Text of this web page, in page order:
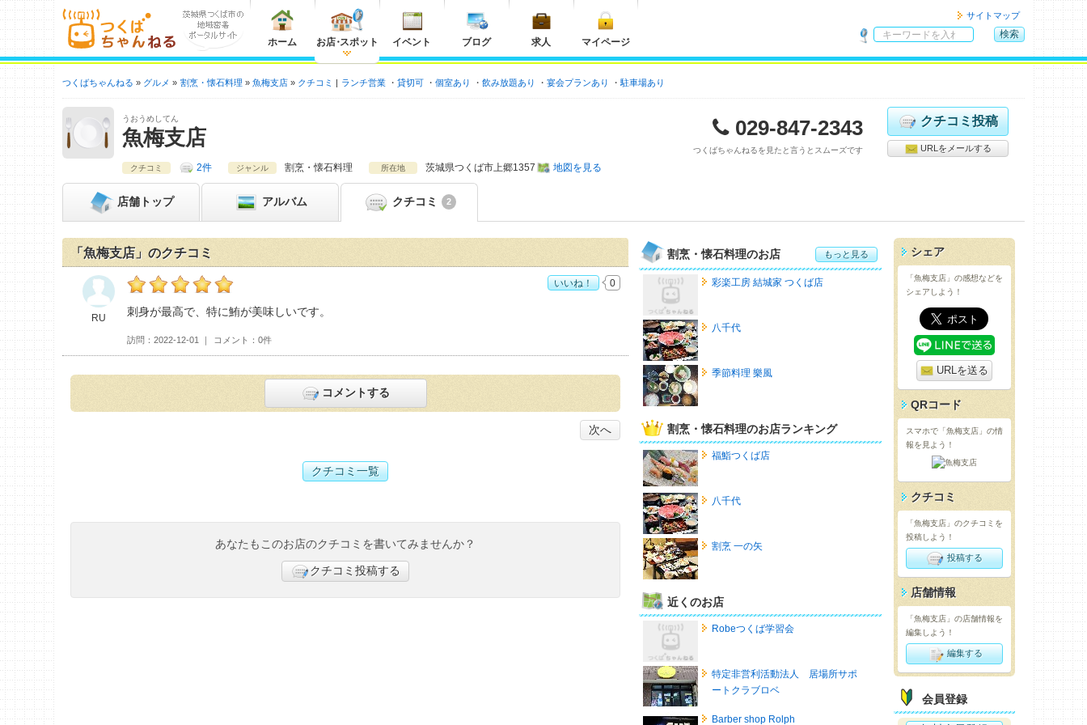
ホーム お店・スポット イベント ブログ 求人 マイページ
サイトマップ
内
索
検索
つくばちゃんねる グルメ 割烹・懐石料理 魚梅支店 クチコミ ランチ営業 貸切可 個室あり 飲み放題あり 宴会プランあり 駐車場あり
うおうめしてん
魚梅支店 029-847-2343
つくばちゃんねるを見たと言うとスムーズです
クチコミ投稿
URLをメールする
クチコミ 2件 ジャンル 割烹・懐石料理 所在地 茨城県つくば市上郷1357 地図を見る
店舗 トップ アルバム クチコミ 2
「魚梅支店」のクチコミ
RUの魚梅支店おすすめ度： 5
刺身が最高で、特に鮪が美味しいです。
訪問 2022-12-01 コメント 0件
RU
いいね！ 0
コメントする
次へ
クチコミ一覧
あなたもこのお店のクチコミを書いてみませんか？
クチコミ投稿する
割烹・懐石料理のお店 もっと見る
彩楽工房 結城家 つくば店
八千代
季節料理 樂風
割烹・懐石料理のお店ランキング
福鮨つくば店
八千代
割烹 一の矢
近くのお店
Robeつくば学習会
特定非営利活動法人 居場所サポ
ートクラブロベ
Barber shop Rolph
シェア
「魚梅支店」の感想などを
シェアしよう！
URLを送る
QRコード
スマホで「魚梅支店」の情
報を見よう！
クチコミ
「魚梅支店」のクチコミを
投稿しよう！
投稿する
店舗情報
「魚梅支店」の店舗情報を
編集しよう！
編集する
会員登録